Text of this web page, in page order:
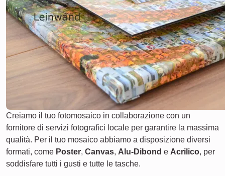
Creiamo il tuo fotomosaico in collaborazione con un
fornitore di servizi fotografici locale per garantire la massima
qualità. Per il tuo mosaico abbiamo a disposizione diversi
formati, come Poster, Canvas, Alu-Dibond e Acrilico, per
soddisfare tutti i gusti e tutte le tasche.